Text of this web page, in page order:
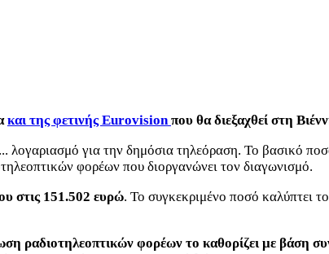
και της φετινής Eurovisionπου θα διεξαχθεί στη
λογαριασμό για την δημόσια τηλεόραση. Το βασικό
φορέων που διοργανώνει τον διαγωνισμό.
στις 151.502 ευρώ. Το συγκεκριμένο ποσό καλύπτει
ραδιοτηλεοπτικών φορέων το καθορίζει με βάση